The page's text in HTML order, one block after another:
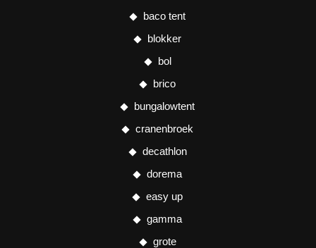
baco tent
blokker
bol
brico
bungalowtent
cranenbroek
decathlon
dorema
easy up
gamma
grote